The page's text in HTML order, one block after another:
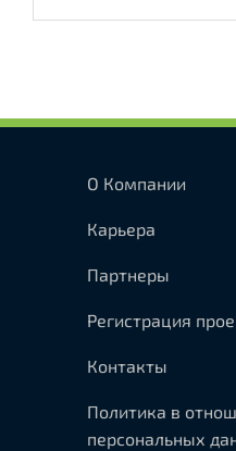
О Компании
Карьера
Партнеры
Регистрация
Контакты
Политика в
персональных